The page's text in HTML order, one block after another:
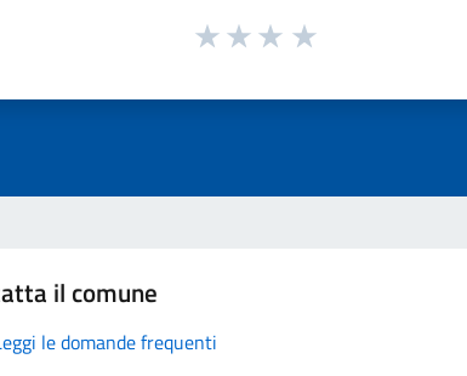
il comune
le domande frequenti